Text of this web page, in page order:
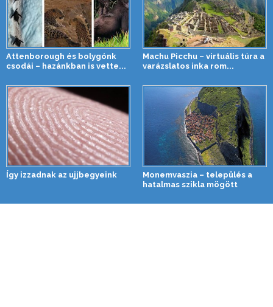
Attenborough és bolygónk
csodái – hazánkban is vette...
Machu Picchu – virtuális túra a
varázslatos inka rom...
Így izzadnak az ujjbegyeink
Monemvaszia – település a
hatalmas szikla mögött